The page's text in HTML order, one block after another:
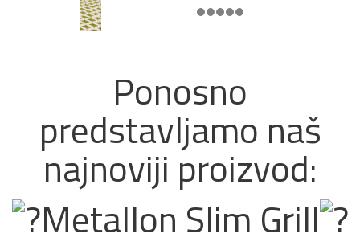
Ponosno
predstavljamo naš
najnoviji proizvod:
Metallon Slim Grill